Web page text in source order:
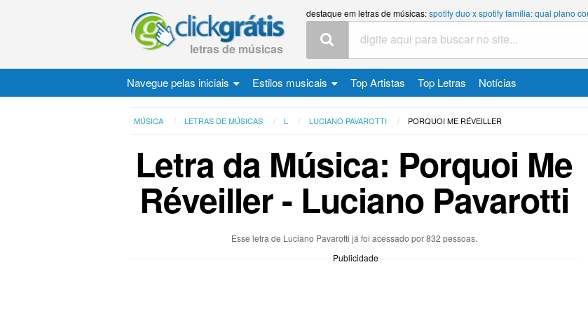
letras de músicas
destaque em letras de músicas:spotify duo x spotify família: qual plano
Navegue pelas iniciais Estilos musicais Top Artistas Top Letras Notícias
MÚSICA LETRAS DE MÚSICAS L LUCIANO PAVAROTTI PORQUOI ME RÉVEILLER
Letra da Música: Porquoi Me
Réveiller - Luciano Pavarotti
Esse letra de Luciano Pavarotti já foi acessado por 832 pessoas.
Publicidade